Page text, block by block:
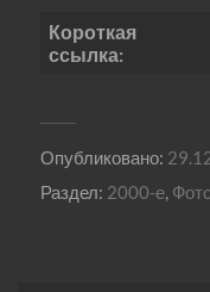
Короткая
ссылка:
Опубликовано:
Раздел: 2000-е,